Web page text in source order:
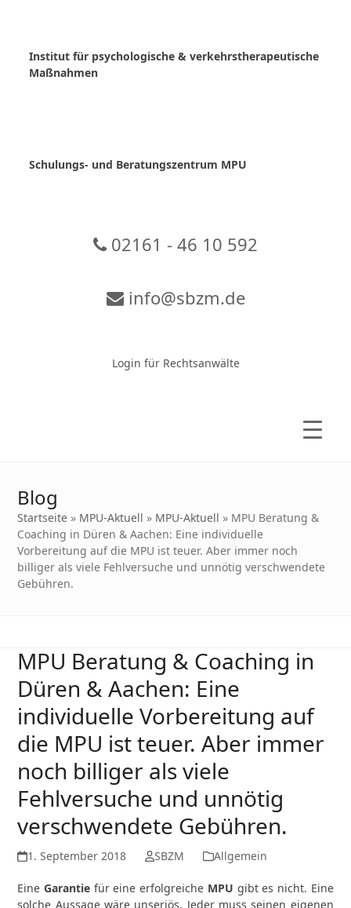
Institut für psychologische & verkehrstherapeutische
Maßnahmen
Schulungs- und Beratungszentrum MPU
02161 - 46 10 592
info@sbzm.de
Login für Rechtsanwälte
Blog
Startseite » MPU-Aktuell » MPU-Aktuell » MPU Beratung &
Coaching in Düren & Aachen: Eine individuelle
Vorbereitung auf die MPU ist teuer. Aber immer noch
billiger als viele Fehlversuche und unnötig verschwendete
Gebühren.
MPU Beratung & Coaching in
Düren & Aachen: Eine
individuelle Vorbereitung auf
die MPU ist teuer. Aber immer
noch billiger als viele
Fehlversuche und unnötig
verschwendete Gebühren.
1. September 2018 SBZM Allgemein
EineGarantie für eine erfolgreiche MPU gibt es nicht. Eine
solche Aussage wäre unseriös. Jeder muss seinen eigenen